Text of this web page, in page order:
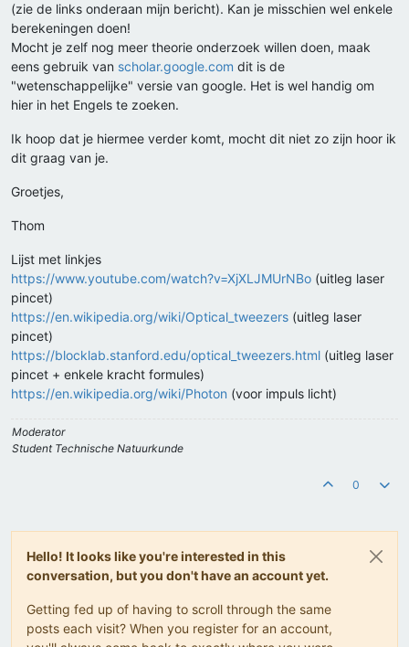
(zie de links onderaan mijn bericht). Kan je misschien wel enkele
berekeningen doen!
Mocht je zelf nog meer theorie onderzoek willen doen, maak
eens gebruik van scholar.google.com dit is de
"wetenschappelijke" versie van google. Het is wel handig om
hier in het Engels te zoeken.
Ik hoop dat je hiermee verder komt, mocht dit niet zo zijn hoor ik
dit graag van je.
Groetjes,
Thom
Lijst met linkjes
https://www.youtube.com/watch?v=XjXLJMUrNBo (uitleg laser
pincet)
https://en.wikipedia.org/wiki/Optical_tweezers (uitleg laser
pincet)
https://blocklab.stanford.edu/optical_tweezers.html (uitleg laser
pincet + enkele kracht formules)
https://en.wikipedia.org/wiki/Photon (voor impuls licht)
Moderator
Student Technische Natuurkunde
0
Hello! It looks like you're interested in this
conversation, but you don't have an account yet.
Getting fed up of having to scroll through the same
posts each visit? When you register for an account,